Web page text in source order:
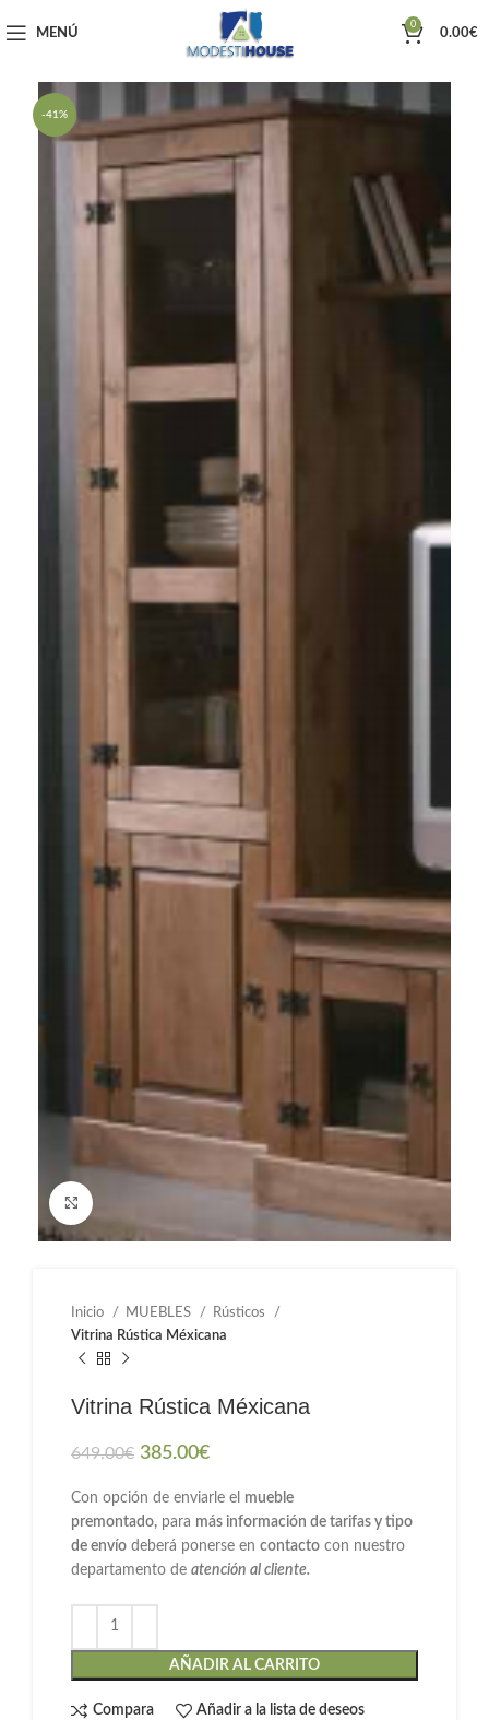
MENÚ
0
0.00€
-41%
Inicio MUEBLES
Rústicos
Vitrina Rústica Méxicana
Vitrina Rústica Méxicana
649.00€ 385.00€
Con opción de enviarle el mueble
premontado, para más información de tarifas y tipo
de envío deberá ponerse en contacto con nuestro
departamento de atención al cliente.
AÑADIR AL CARRITO
Compara Añadir a la lista de deseos